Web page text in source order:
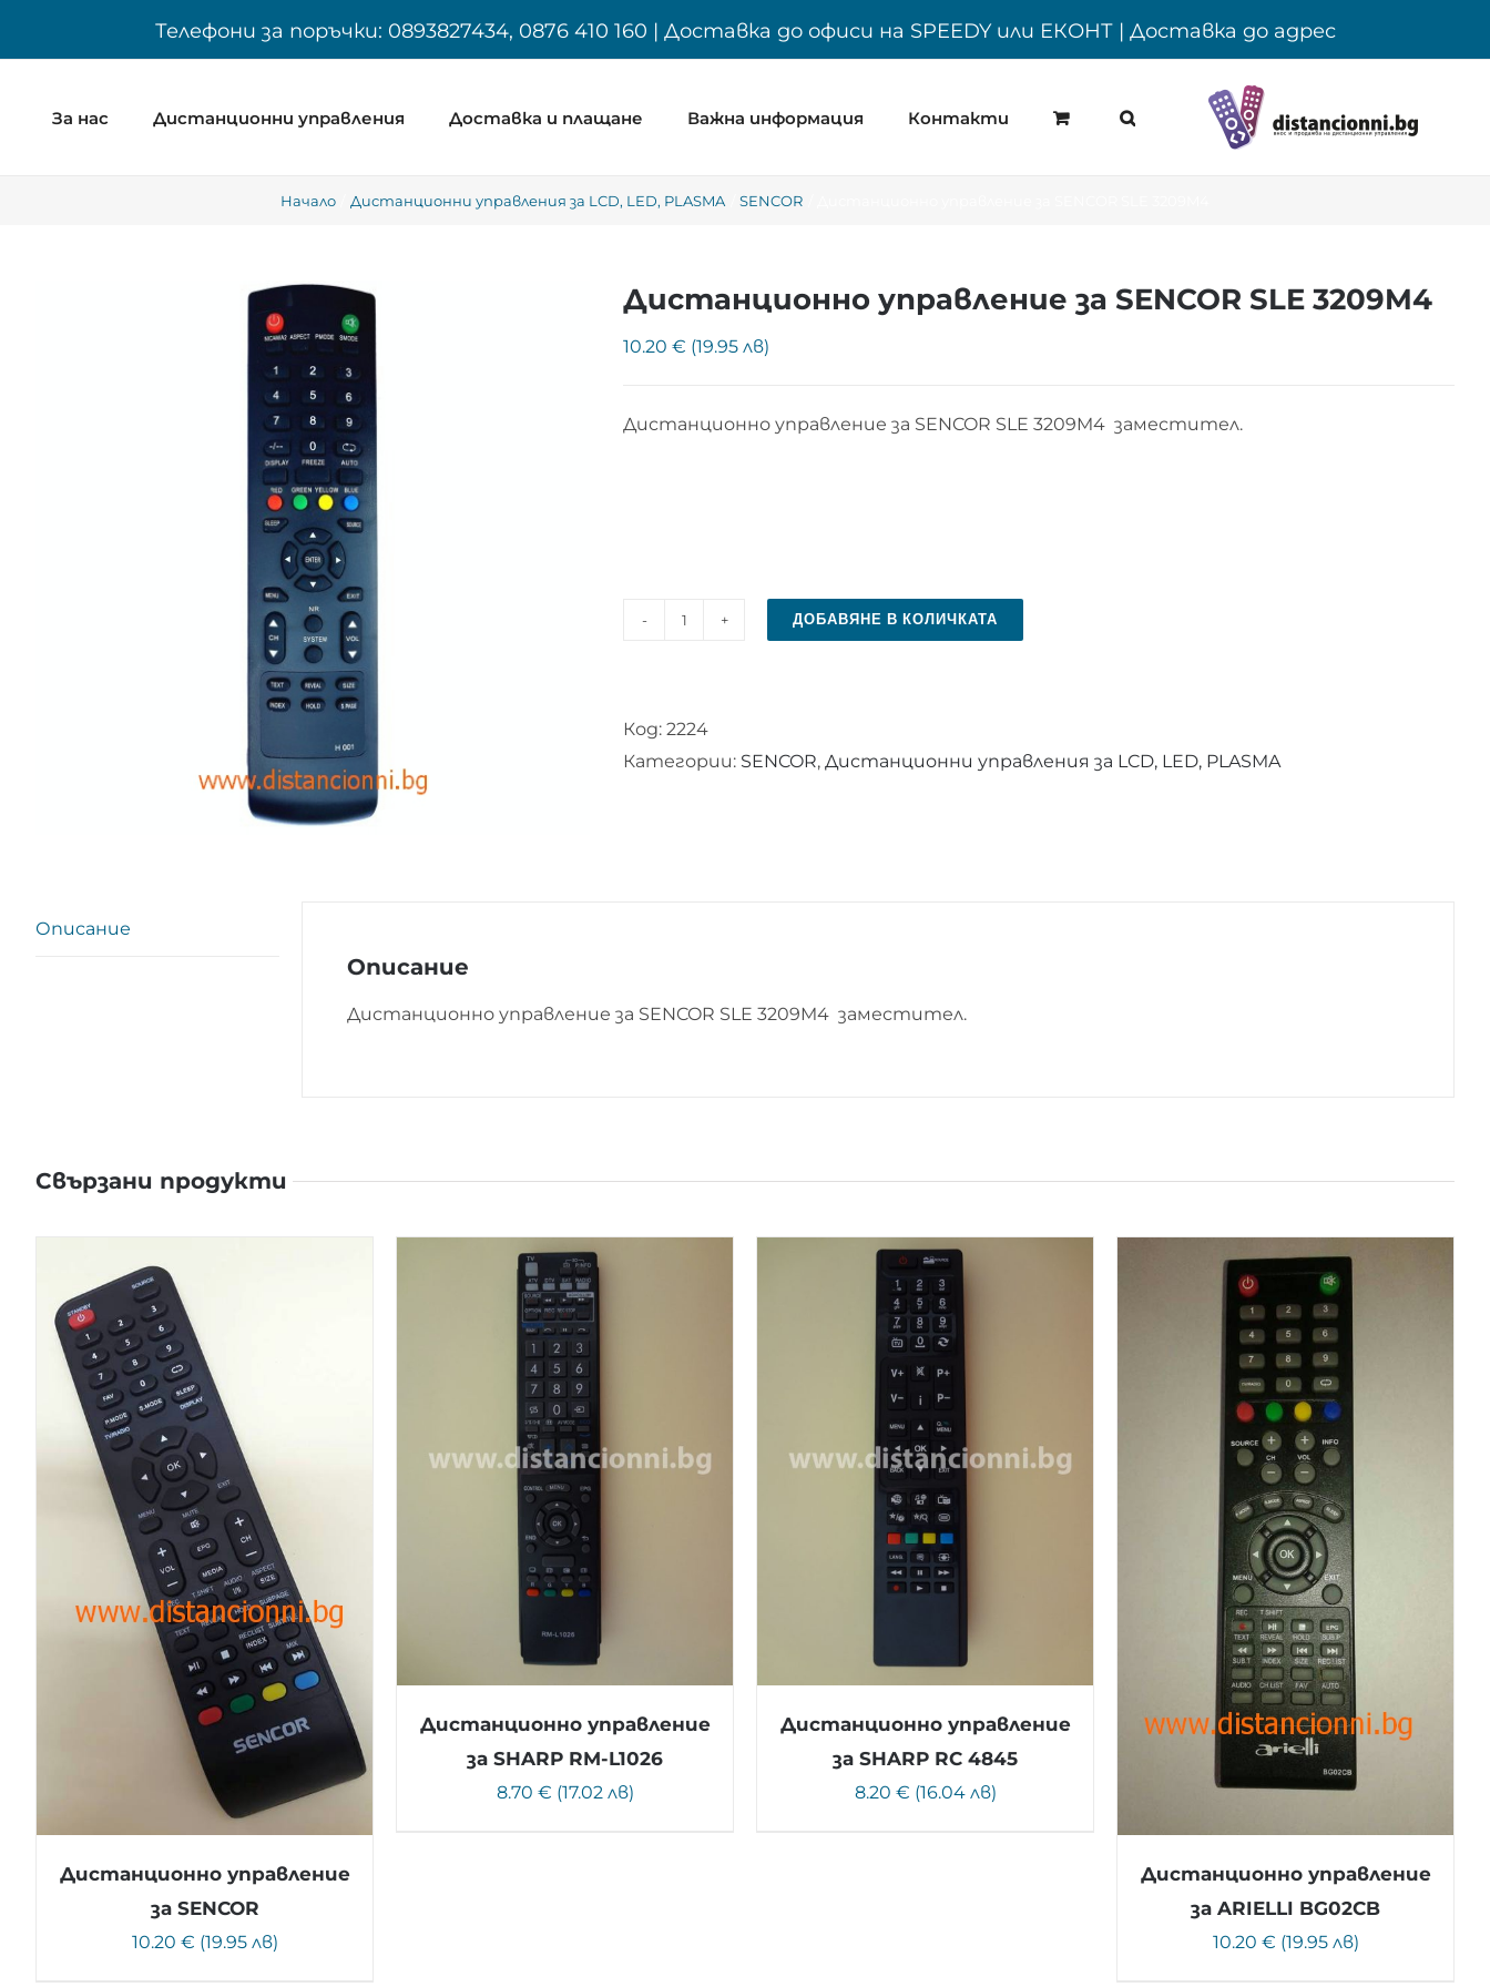
Телефони за поръчки: 0893827434, 0876 410 160 | Доставка до офиси на SPEEDY или ЕКОНТ | Доставка до адрес
За нас Дистанционни управления Доставка и плащане Важна информация Контакти
Начало Дистанционни управления за LCD, LED, PLASMA SENCOR
Дистанционно управление за SENCOR SLE 3209M4
10.20 € (19.95 лв)
Дистанционно управление за SENCOR SLE 3209M4 заместител.
количество
управление
за
ДОБАВЯНЕ В КОЛИЧКАТА
Код: 2224
Категории: SENCOR, Дистанционни управления за LCD, LED, PLASMA
Описание
Описание
Дистанционно управление за SENCOR SLE 3209M4 заместител.
Свързани продукти
Дистанционно управление
за SENCOR
10.20 € (19.95 лв)
Дистанционно управление
за SHARP RM-L1026
8.70 € (17.02 лв)
Дистанционно управление
за SHARP RC 4845
8.20 € (16.04 лв)
Дистанционно управление
за ARIELLI BG02CB
10.20 € (19.95 лв)